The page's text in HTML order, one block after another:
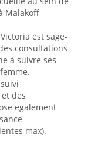
Malakoff
est sage-
consultations
à suivre ses
des
egalement
max).